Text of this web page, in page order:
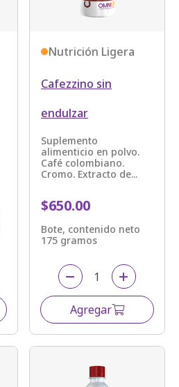
Nutrición Ligera
Cafezzino sin
endulzar
Suplemento
alimenticio en polvo.
Café colombiano.
Cromo. Extracto de...
$650.00
Bote, contenido neto
175 gramos
Agregar